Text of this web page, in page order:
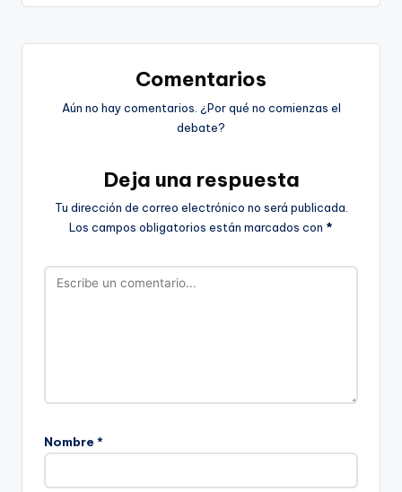
Comentarios
Aún no hay comentarios. ¿Por qué no comienzas el
debate?
Deja una respuesta
Tu dirección de correo electrónico no será publicada.
Los campos obligatorios están marcados con *
Nombre *